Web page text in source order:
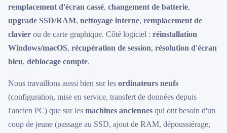
remplacement d'écran cassé, changement de batterie,
upgrade SSD/RAM, nettoyage interne, remplacement de
clavier ou de carte graphique. Côté logiciel : réinstallation
Windows/macOS, récupération de session, résolution d'écran
bleu, déblocage compte.
Nous travaillons aussi bien sur les ordinateurs neufs
(configuration, mise en service, transfert de données depuis
l'ancien PC) que sur les machines anciennes qui ont besoin d'un
coup de jeune (passage au SSD, ajout de RAM, dépoussiérage,